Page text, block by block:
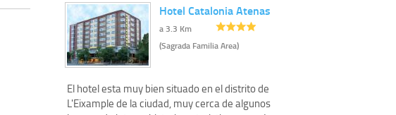
Hotel Catalonia Atenas
a 3.3 Km
(Sagrada Familia Area)
El hotel esta muy bien situado en el distrito de
L'Eixample de la ciudad, muy cerca de algunos